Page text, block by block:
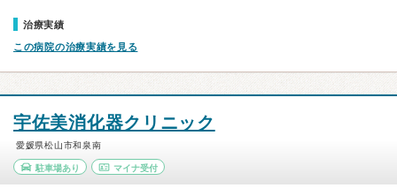
治療実績
この病院の治療実績を見る
宇佐美消化器クリニック
愛媛県松山市和泉南
駐車場あり マイナ受付